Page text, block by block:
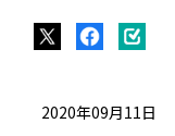
2020年09月11日